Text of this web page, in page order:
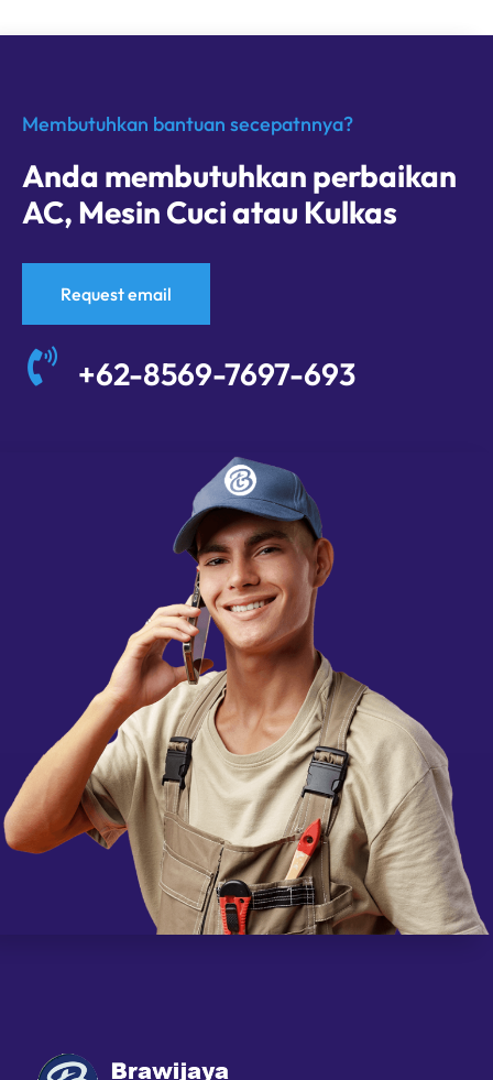
Membutuhkan bantuan secepatnnya?
Anda membutuhkan perbaikan
AC, Mesin Cuci atau Kulkas
Request email
+62-8569-7697-693